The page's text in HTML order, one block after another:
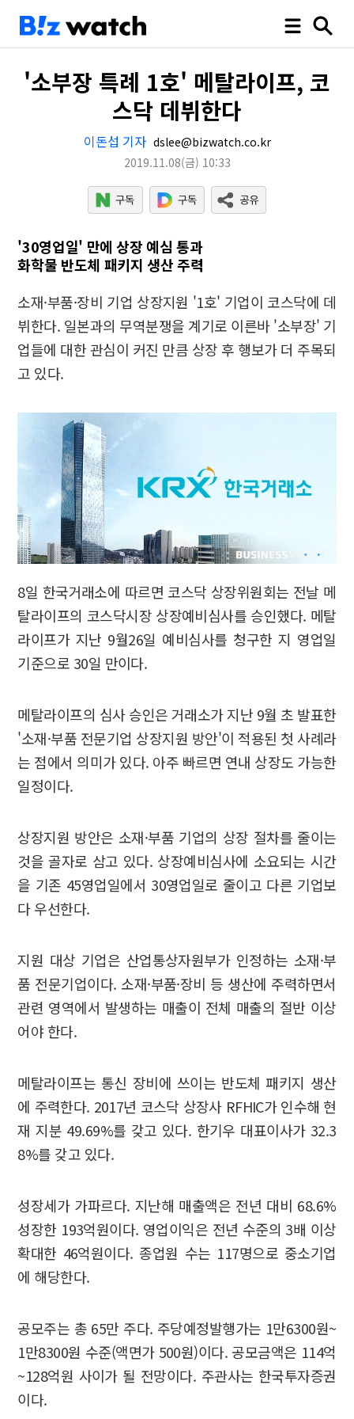
'소부장 특례 1호' 메탈라이프, 코
스닥 데뷔한다
이돈섭 기자 dslee@bizwatch.co.kr
2019.11.08(금) 10:33
'30영업일' 만에 상장 예심 통과
화학물 반도체 패키지 생산 주력
소재·부품·장비 기업 상장지원 '1호' 기업이 코스닥에 데
뷔한다. 일본과의 무역분쟁을 계기로 이른바 '소부장' 기
업들에 대한 관심이 커진 만큼 상장 후 행보가 더 주목되
고 있다.
8일 한국거래소에 따르면 코스닥 상장위원회는 전날 메
탈라이프의 코스닥시장 상장예비심사를 승인했다. 메탈
라이프가 지난 9월26일 예비심사를 청구한 지 영업일
기준으로 30일 만이다.
메탈라이프의 심사 승인은 거래소가 지난 9월 초 발표한
'소재·부품 전문기업 상장지원 방안'이 적용된 첫 사례라
는 점에서 의미가 있다. 아주 빠르면 연내 상장도 가능한
일정이다.
상장지원 방안은 소재·부품 기업의 상장 절차를 줄이는
것을 골자로 삼고 있다. 상장예비심사에 소요되는 시간
을 기존 45영업일에서 30영업일로 줄이고 다른 기업보
다 우선한다.
지원 대상 기업은 산업통상자원부가 인정하는 소재·부
품 전문기업이다. 소재·부품·장비 등 생산에 주력하면서
관련 영역에서 발생하는 매출이 전체 매출의 절반 이상
어야 한다.
메탈라이프는 통신 장비에 쓰이는 반도체 패키지 생산
에 주력한다. 2017년 코스닥 상장사 RFHIC가 인수해 현
재 지분 49.69%를 갖고 있다. 한기우 대표이사가 32.3
8%를 갖고 있다.
성장세가 가파르다. 지난해 매출액은 전년 대비 68.6%
성장한 193억원이다. 영업이익은 전년 수준의 3배 이상
확대한 46억원이다. 종업원 수는 117명으로 중소기업
에 해당한다.
공모주는 총 65만 주다. 주당예정발행가는 1만6300원~
1만8300원 수준(액면가 500원)이다. 공모금액은 114억
~128억원 사이가 될 전망이다. 주관사는 한국투자증권
이다.